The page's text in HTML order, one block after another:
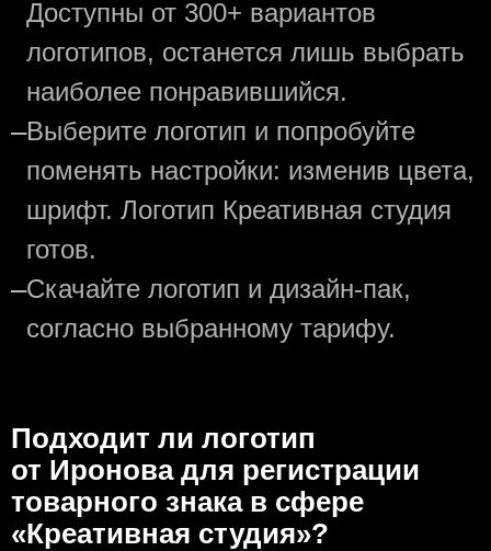
Доступны от 300+ вариантов
логотипов, останется лишь выбрать
наиболее понравившийся.
—Выберите логотип и попробуйте
поменять настройки: изменив цвета,
шрифт. Логотип Креативная студия
готов.
—Скачайте логотип и дизайн-пак,
согласно выбранному тарифу.
Подходит ли логотип
от Иронова для регистрации
товарного знака в сфере
«Креативная студия»?